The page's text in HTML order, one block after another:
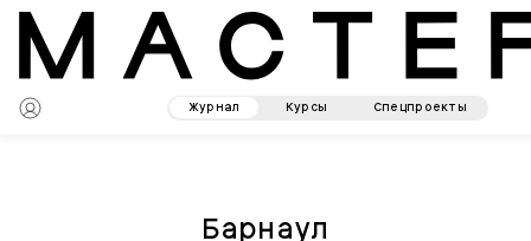
Журнал Курсы Спецпроекты
Барнаул